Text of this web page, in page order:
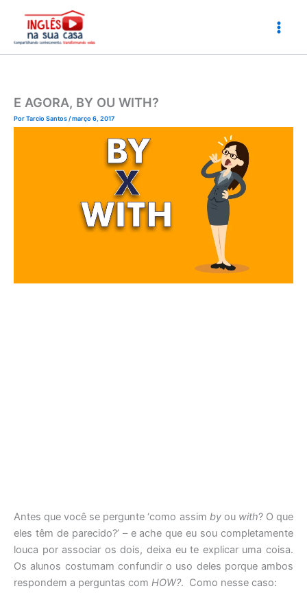
conteúdo
E AGORA, BY OU WITH?
PorTarcio Santos/março 6, 2017
Antes que você se pergunte ‘como assim byou with? O que
eles têm de parecido?’ – e ache que eu sou completamente
louca por associar os dois, deixa eu te explicar uma coisa.
Os alunos costumam confundir o uso deles porque ambos
respondem a perguntas com HOW?. Como nesse caso: